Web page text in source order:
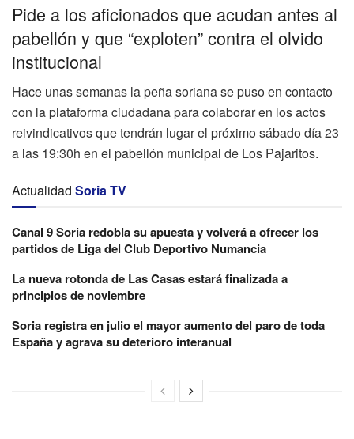
Pide a los aficionados que acudan antes al
pabellón y que “exploten” contra el olvido
institucional
Hace unas semanas la peña soriana se puso en contacto
con la plataforma ciudadana para colaborar en los actos
reivindicativos que tendrán lugar el próximo sábado día 23
a las 19:30h en el pabellón municipal de Los Pajaritos.
Actualidad Soria TV
Canal 9 Soria redobla su apuesta y volverá a ofrecer los
partidos de Liga del Club Deportivo Numancia
La nueva rotonda de Las Casas estará finalizada a
principios de noviembre
Soria registra en julio el mayor aumento del paro de toda
España y agrava su deterioro interanual